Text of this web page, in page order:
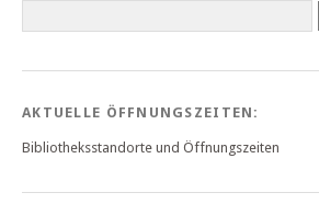
AKTUELLE ÖFFNUNGSZEITEN:
Bibliotheksstandorte und Öffnungszeiten